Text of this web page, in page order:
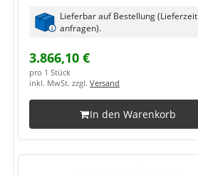
Lieferbar auf Bestellung (Lieferzeit
anfragen).
3.866,10 €
pro 1 Stück
inkl. MwSt. zzgl. Versand
In den Warenkorb